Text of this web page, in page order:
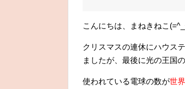
こんにちは、まねきねこ
クリスマスの連休にハウス
ましたが、最後に光の王国
使われている電球の数が世